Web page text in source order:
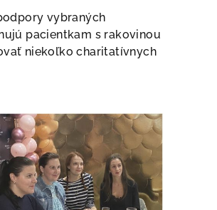
vybraných
pacientkam s rakovinou
niekoľko charitatívnych